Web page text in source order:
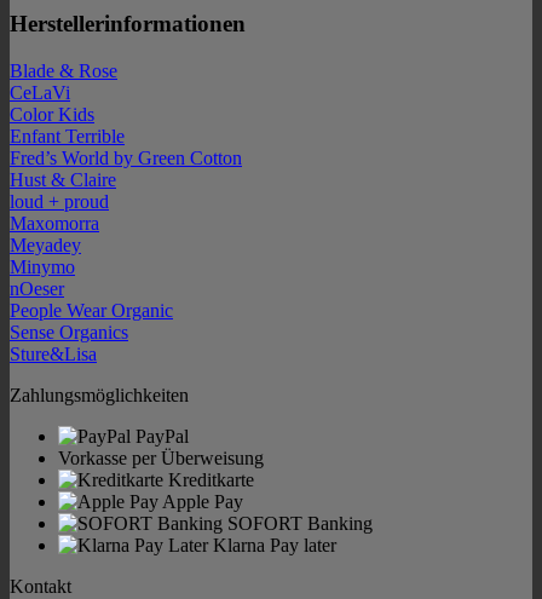
Herstellerinformationen
Blade & Rose
CeLaVi
Color Kids
Enfant Terrible
Fred’s World by Green Cotton
Hust & Claire
loud + proud
Maxomorra
Meyadey
Minymo
nOeser
People Wear Organic
Sense Organics
Sture&Lisa
Zahlungsmöglichkeiten
PayPal
Vorkasse per Überweisung
Kreditkarte
Apple Pay
SOFORT Banking
Klarna Pay later
Kontakt